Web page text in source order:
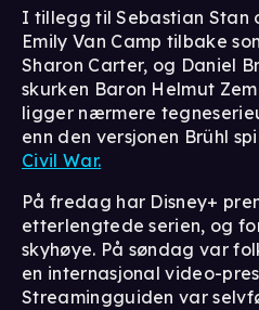
I tillegg til Sebastian Stan
Emily Van Camp tilbake
Sharon Carter, og Daniel
skurken Baron Helmut
ligger nærmere
enn den versjonen Brühl
Civil War.
På fredag har Disney+
etterlengtede serien, og
skyhøye. På søndag var
en internasjonal video-
Streamingguiden var